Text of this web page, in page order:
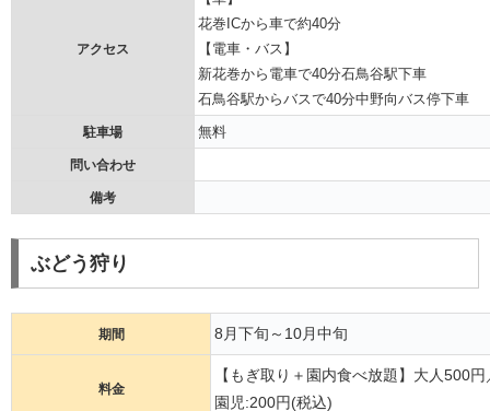
アクセス
花巻ICから車で約40分
【電車・バス】
新花巻から電車で40分石鳥谷駅下車
石鳥谷駅からバスで40分中野向バス停下車
駐車場 無料
問い合わせ
備考
ぶどう狩り
期間 8月下旬～10月中旬
料金
【もぎ取り＋園内食べ放題】大人500
園児:200円(税込)